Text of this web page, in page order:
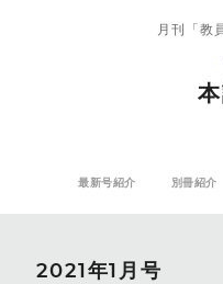
月刊「教
最新号紹介 別冊紹介
2021年1月号